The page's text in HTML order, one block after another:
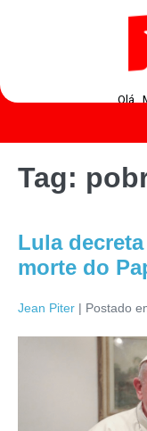
Olá ,
Tag:
Lula
morte do
Jean Piter | Postado